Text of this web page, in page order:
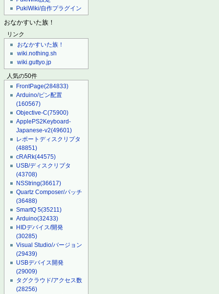
PukiWiki/自作プラグイン
おなかすいた族！
リンク
おなかすいた族！
wiki.nothing.sh
wiki.guttyo.jp
人気の50件
FrontPage(284833)
Arduino/ピン配置
(160567)
Objective-C(75900)
ApplePS2Keyboard-
Japanese-v2(49601)
レポートディスクリプタ
(48851)
cRARk(44575)
USB/ディスクリプタ
(43708)
NSString(36617)
Quartz Composer/パッチ
(36488)
SmartQ 5(35211)
Arduino(32433)
HIDデバイス/開発
(30285)
Visual Studio/バージョン
(29439)
USBデバイス開発
(29009)
タグクラウド/アクセス数
(28256)